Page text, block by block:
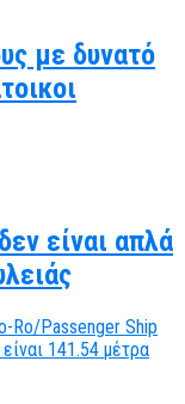
με δυνατό
είναι απλά